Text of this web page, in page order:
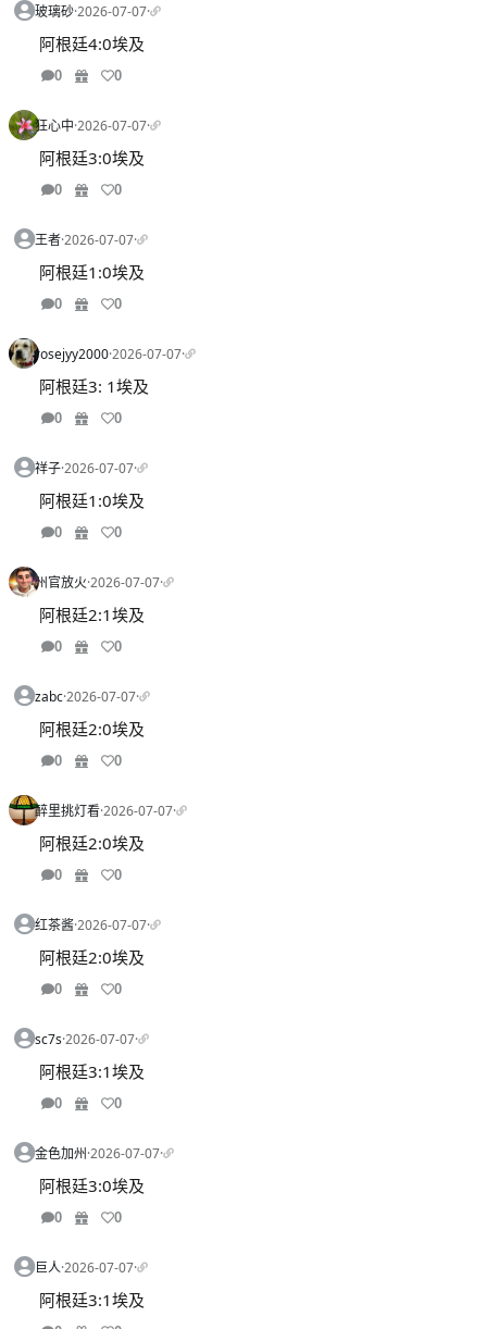
玻璃砂·2026-07-07·
阿根廷4:0埃及
0 0
狂心中·2026-07-07·
阿根廷3:0埃及
0 0
王者·2026-07-07·
阿根廷1:0埃及
0 0
rosejyy2000·2026-07-07·
阿根廷3: 1埃及
0 0
祥子·2026-07-07·
阿根廷1:0埃及
0 0
州官放火·2026-07-07·
阿根廷2:1埃及
0 0
zabc·2026-07-07·
阿根廷2:0埃及
0 0
醉里挑灯看·2026-07-07·
阿根廷2:0埃及
0 0
红茶酱·2026-07-07·
阿根廷2:0埃及
0 0
sc7s·2026-07-07·
阿根廷3:1埃及
0 0
金色加州·2026-07-07·
阿根廷3:0埃及
0 0
巨人·2026-07-07·
阿根廷3:1埃及